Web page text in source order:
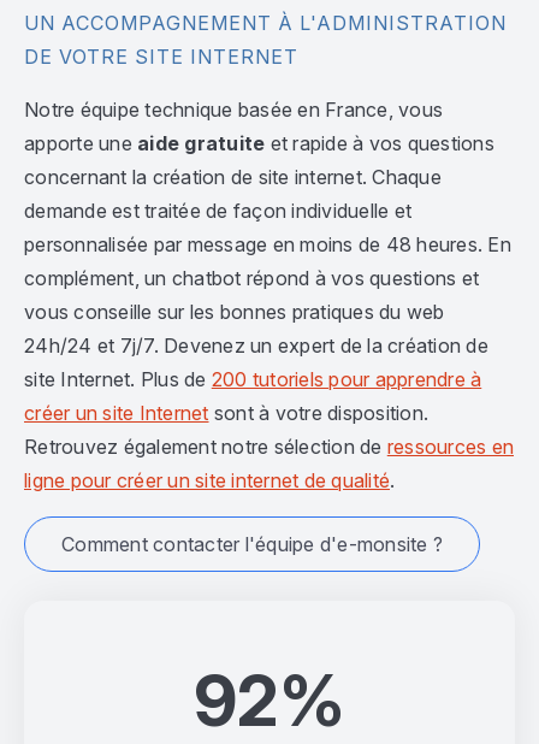
92%
UN ACCOMPAGNEMENT À L'ADMINISTRATION
DE VOTRE SITE INTERNET
Notre équipe technique basée en France, vous
apporte une aide gratuite et rapide à vos questions
concernant la création de site internet. Chaque
demande est traitée de façon individuelle et
personnalisée par message en moins de 48 heures. En
complément, un chatbot répond à vos questions et
vous conseille sur les bonnes pratiques du web
24h/24 et 7j/7. Devenez un expert de la création de
site Internet. Plus de 200 tutoriels pour apprendre à
créer un site Internet sont à votre disposition.
Retrouvez également notre sélection de ressources en
ligne pour créer un site internet de qualité.
Comment contacter l'équipe d'e-monsite ?